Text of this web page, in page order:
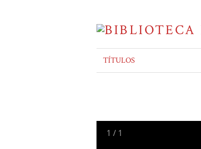
TÍTULOS
1 / 1